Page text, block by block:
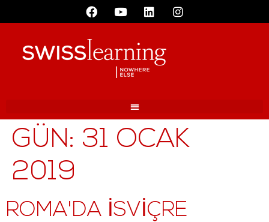
GÜN: 31 OCAK
2019
ROMA'DA İSVIÇRE